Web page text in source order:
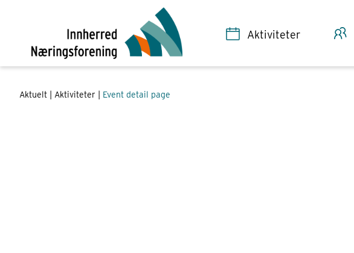
Aktiviteter
Aktuelt | Aktiviteter Event detail page